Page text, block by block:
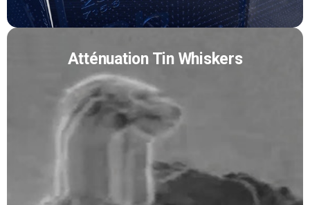
Atténuation Tin Whiskers